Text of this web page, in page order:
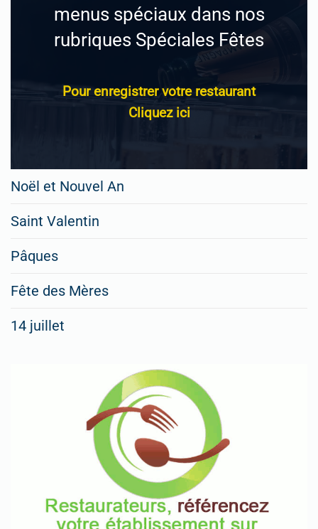
menus spéciaux dans nos
rubriques Spéciales Fêtes
Pour enregistrer votre restaurant
Cliquez ici
Noël et Nouvel An
Saint Valentin
Pâques
Fête des Mères
14 juillet